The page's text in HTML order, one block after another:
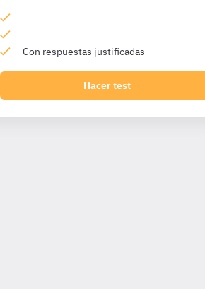
Con respuestas justificadas
Hacer test